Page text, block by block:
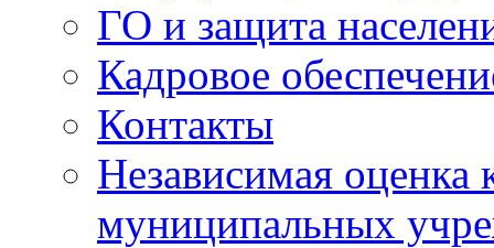
ГО и защита
Кадровое
Контакты
Независимая оценка
муниципальных